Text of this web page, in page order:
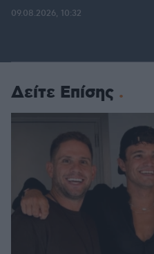
09.08.2026, 10:32
Δείτε Επίσης